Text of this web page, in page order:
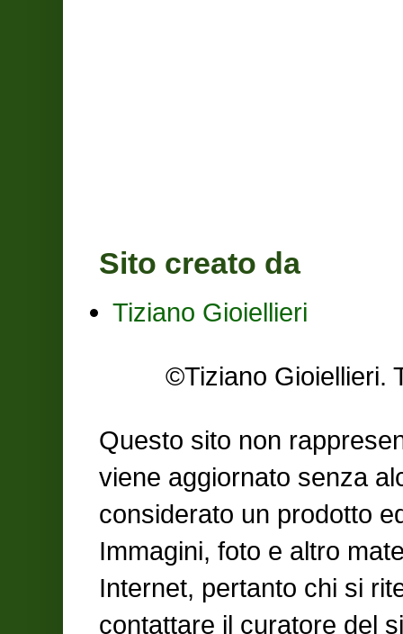
Sito creato da
Tiziano Gioiellieri
©Tiziano Gioiellieri.
Questo sito non
viene aggiornato senza
considerato un prodotto
Immagini, foto e altro
Internet, pertanto chi si
contattare il curatore del